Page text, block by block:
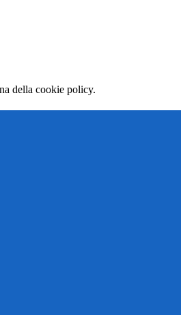
della cookie policy.